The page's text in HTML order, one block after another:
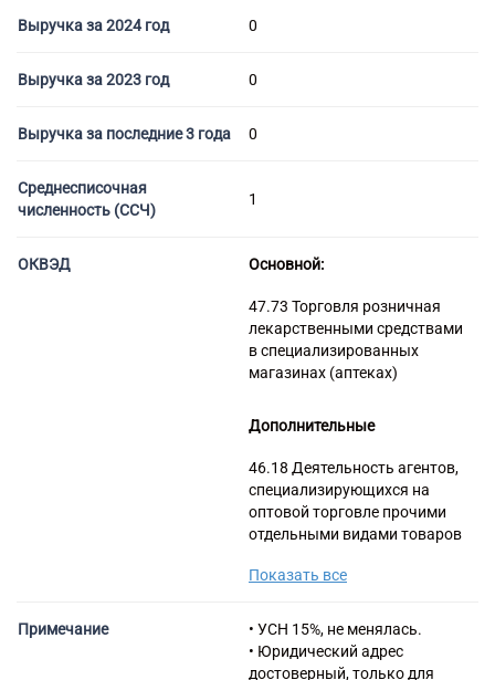
Выручка за 2024 год 0
Выручка за 2023 год 0
Выручка за последние 3 года 0
Среднесписочная
численность (ССЧ)
1
ОКВЭД Основной:
47.73 Торговля розничная
лекарственными средствами
в специализированных
магазинах (аптеках)
Дополнительные
46.18 Деятельность агентов,
специализирующихся на
оптовой торговле прочими
отдельными видами товаров
фармацевтической
46.69.8 Торговля оптовая
техникой, оборудованием и
инструментами,
Показать все
Примечание
• УСН 15%, не менялась.
• Юридический адрес
достоверный, только для